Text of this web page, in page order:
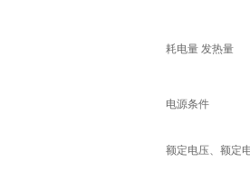
耗电量 发热量
电源条件
额定电压、额定